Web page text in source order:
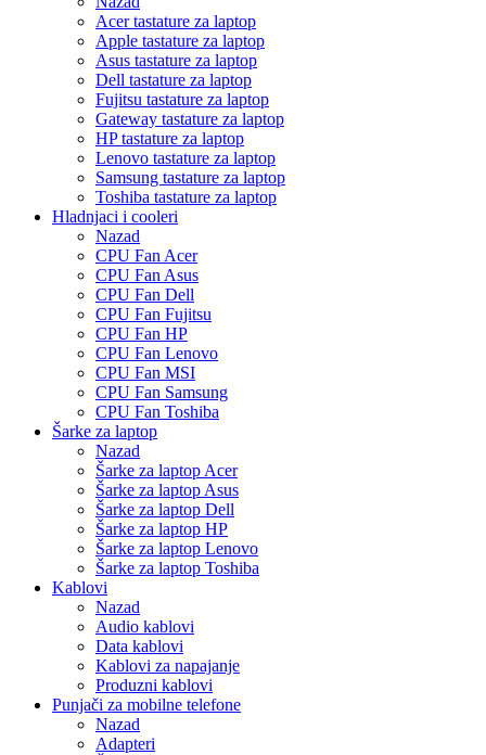
Acer tastature za laptop
Apple tastature za laptop
Asus tastature za laptop
Dell tastature za laptop
Fujitsu tastature za laptop
Gateway tastature za laptop
HP tastature za laptop
Lenovo tastature za laptop
Samsung tastature za laptop
Toshiba tastature za laptop
Hladnjaci i cooleri
Nazad
CPU Fan Acer
CPU Fan Asus
CPU Fan Dell
CPU Fan Fujitsu
CPU Fan HP
CPU Fan Lenovo
CPU Fan MSI
CPU Fan Samsung
CPU Fan Toshiba
Šarke za laptop
Nazad
Šarke za laptop Acer
Šarke za laptop Asus
Šarke za laptop Dell
Šarke za laptop HP
Šarke za laptop Lenovo
Šarke za laptop Toshiba
Kablovi
Nazad
Audio kablovi
Data kablovi
Kablovi za napajanje
Produzni kablovi
Punjači za mobilne telefone
Nazad
Adapteri